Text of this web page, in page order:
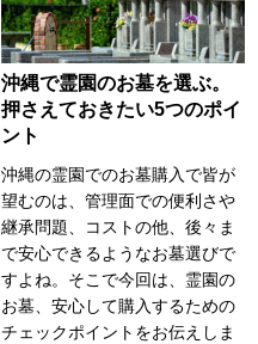
沖縄で霊園のお墓を選ぶ。
押さえておきたい5つのポイ
ント
沖縄の霊園でのお墓購入で皆が
望むのは、管理面での便利さや
継承問題、コストの他、後々ま
で安心できるようなお墓選びで
すよね。そこで今回は、霊園の
お墓、安心して購入するための
チェックポイントをお伝えしま